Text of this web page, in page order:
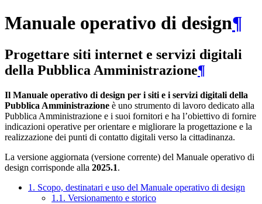
Manuale operativo di design¶
Progettare siti internet e servizi digitali
della Pubblica Amministrazione¶
Il Manuale operativo di design per i siti e i servizi digitali della
Pubblica Amministrazione è uno strumento di lavoro dedicato alla
Pubblica Amministrazione e i suoi fornitori e ha l’obiettivo di fornire
indicazioni operative per orientare e migliorare la progettazione e la
realizzazione dei punti di contatto digitali verso la cittadinanza.
La versione aggiornata (versione corrente) del Manuale operativo di
design corrisponde alla 2025.1.
1. Scopo, destinatari e uso del Manuale operativo di design
1.1. Versionamento e storico